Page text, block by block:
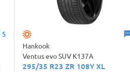
5
Hankook
Ventus evo SUV K137A
295/35 R23 ZR 108Y XL